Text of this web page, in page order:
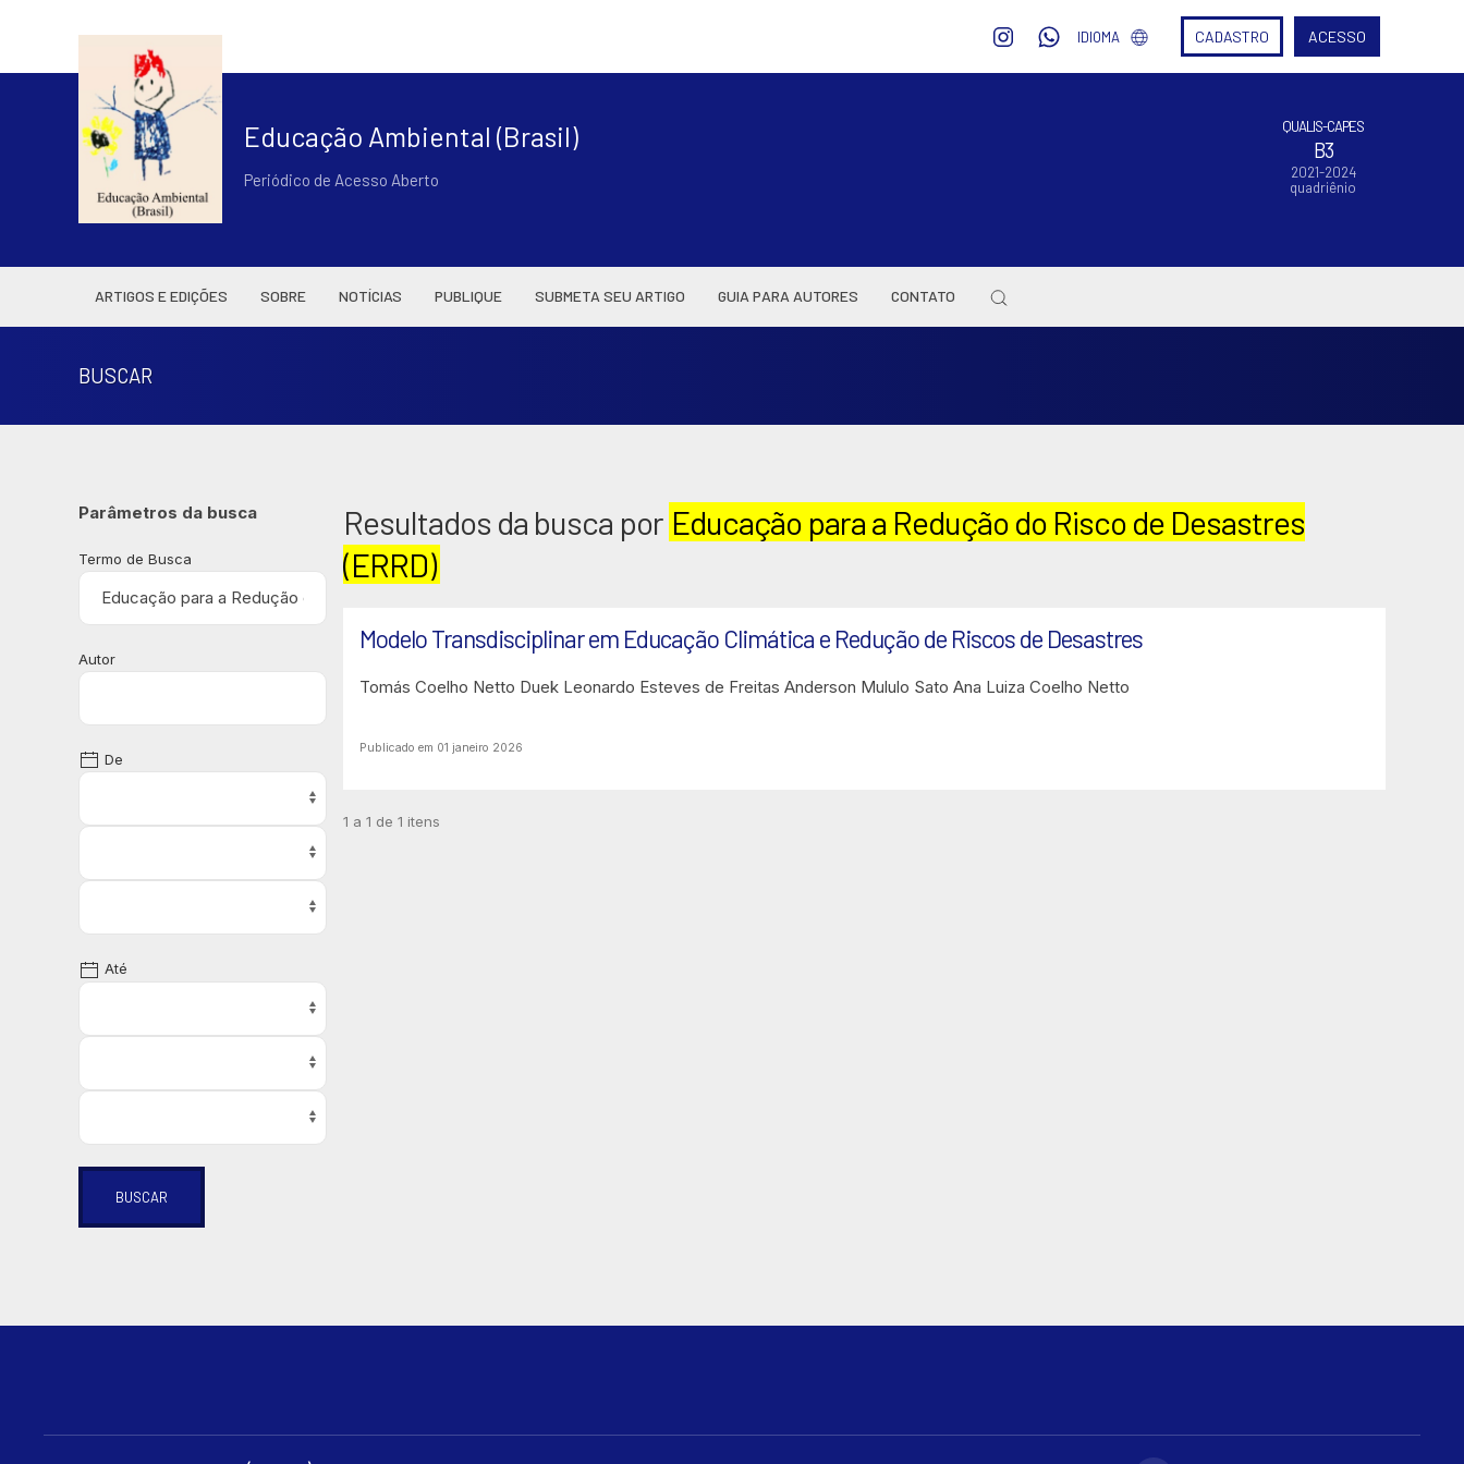
IDIOMA CADASTRO ACESSO
Educação Ambiental (Brasil)
Periódico de Acesso Aberto
QUALIS-CAPES
B3
2021-2024
quadriênio
ARTIGOS E EDIÇÕES SOBRE NOTÍCIAS PUBLIQUE SUBMETA SEU ARTIGO GUIA PARA AUTORES CONTATO
BUSCAR
Parâmetros da busca
Termo de Busca
Autor
De
Até
BUSCAR
Resultados da busca por Educação para a Redução do Risco de Desastres
(ERRD)
Modelo Transdisciplinar em Educação Climática e Redução de Riscos de Desastres
Tomás Coelho Netto Duek Leonardo Esteves de Freitas Anderson Mululo Sato Ana Luiza Coelho Netto
Publicado em 01 janeiro 2026
1 a 1 de 1 itens